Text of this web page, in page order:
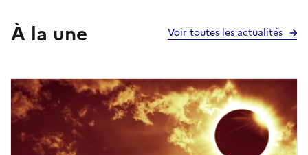
À la une Voir toutes les actualités